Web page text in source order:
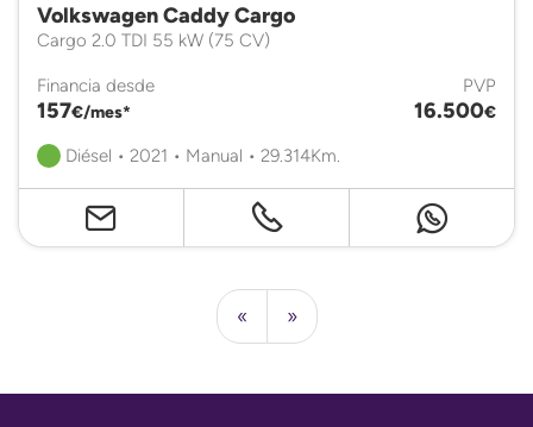
Volkswagen Caddy Cargo
Cargo 2.0 TDI 55 kW (75 CV)
Financia desde
157€/mes*
PVP
16.500€
Diésel • 2021 • Manual • 29.314Km.
« »